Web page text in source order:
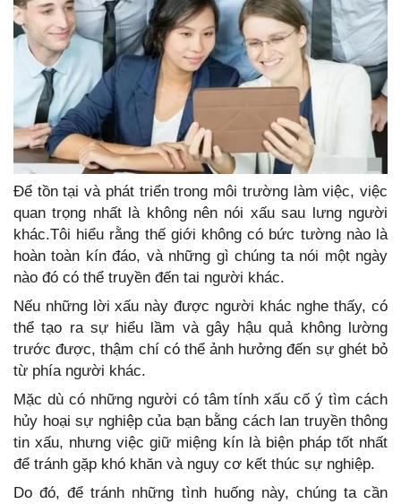
Để tồn tại và phát triển trong môi trường làm việc, việc
quan trọng nhất là không nên nói xấu sau lưng người
khác.Tôi hiểu rằng thế giới không có bức tường nào là
hoàn toàn kín đáo, và những gì chúng ta nói một ngày
nào đó có thể truyền đến tai người khác.
Nếu những lời xấu này được người khác nghe thấy, có
thể tạo ra sự hiểu lầm và gây hậu quả không lường
trước được, thậm chí có thể ảnh hưởng đến sự ghét bỏ
từ phía người khác.
Mặc dù có những người có tâm tính xấu cố ý tìm cách
hủy hoại sự nghiệp của bạn bằng cách lan truyền thông
tin xấu, nhưng việc giữ miệng kín là biện pháp tốt nhất
để tránh gặp khó khăn và nguy cơ kết thúc sự nghiệp.
Do đó, để tránh những tình huống này, chúng ta cần